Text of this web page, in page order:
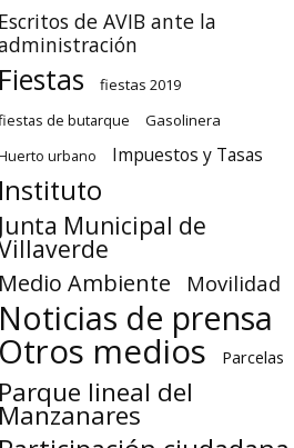
de AVIB ante la
fiestas 2019
de butarque
Gasolinera
urbano Impuestos y Tasas
Municipal de
Ambiente Movilidad
de prensa
medios Parcelas
lineal del